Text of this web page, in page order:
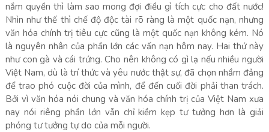
nắm quyền thì làm sao mong đợi điều gì tích cực cho đất nước!
Nhìn như thế thì chế độ độc tài rõ ràng là một quốc nạn, nhưng
văn hóa chính trị tiêu cực cũng là một quốc nạn không kém. Nó
là nguyên nhân của phần lớn các vấn nạn hôm nay. Hai thứ này
như con gà và cái trứng. Cho nên không có gì lạ nếu nhiều người
Việt Nam, dù là trí thức và yêu nước thật sự, đã chọn nhầm đảng
để trao phó cuộc đời của mình, để đến cuối đời phải than trách.
Bởi vì văn hóa nói chung và văn hóa chính trị của Việt Nam xưa
nay nói riêng phần lớn vẫn chỉ kiềm kẹp tư tưởng hơn là giải
phóng tư tưởng tự do của mỗi người.